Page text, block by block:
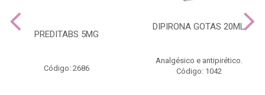
PREDITABS 5MG
Código: 2686
DIPIRONA GOTAS 20ML
Analgésico e antipirético.
Código: 1042